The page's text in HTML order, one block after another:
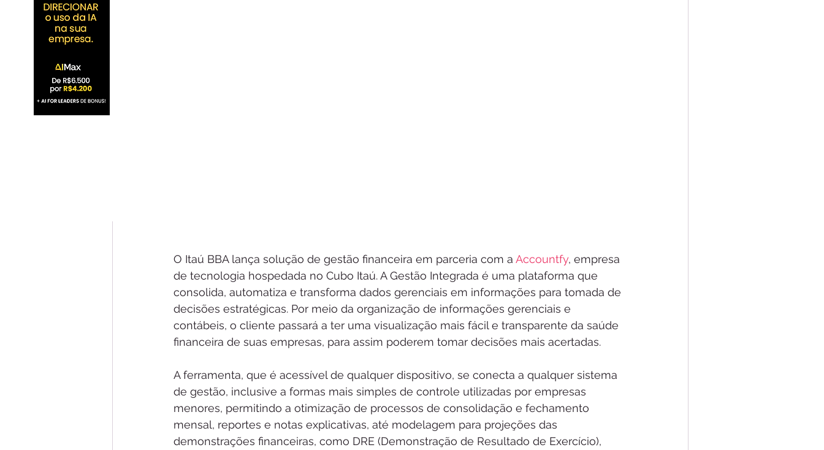
O Itaú BBA lança solução de gestão financeira em parceria com a Accountfy, empresa
de tecnologia hospedada no Cubo Itaú. A Gestão Integrada é uma plataforma que
consolida, automatiza e transforma dados gerenciais em informações para tomada de
decisões estratégicas. Por meio da organização de informações gerenciais e
contábeis, o cliente passará a ter uma visualização mais fácil e transparente da saúde
financeira de suas empresas, para assim poderem tomar decisões mais acertadas.
A ferramenta, que é acessível de qualquer dispositivo, se conecta a qualquer sistema
de gestão, inclusive a formas mais simples de controle utilizadas por empresas
menores, permitindo a otimização de processos de consolidação e fechamento
mensal, reportes e notas explicativas, até modelagem para projeções das
demonstrações financeiras, como DRE (Demonstração de Resultado de Exercício),